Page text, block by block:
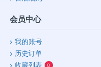
会员中心
我的账号
历史订单
收藏列表
0